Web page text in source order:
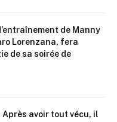
de Manny
Lorenzana, fera
de sa soirée de
Après avoir tout vécu, il